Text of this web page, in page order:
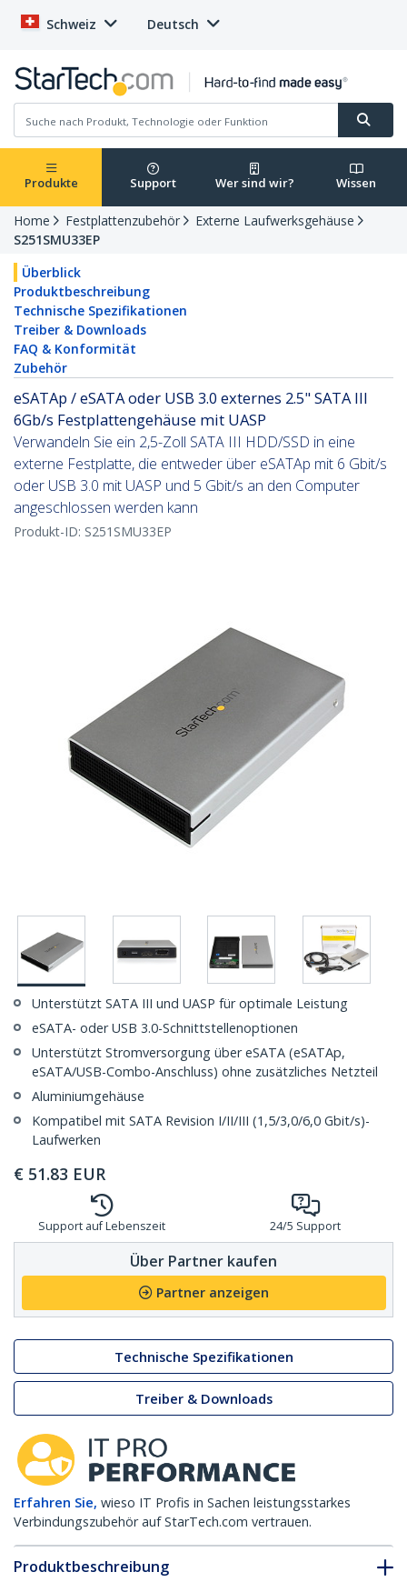
Schweiz Deutsch
Produkte Support Wer sind wir? Wissen
Home Festplattenzubehör
Externe Laufwerksgehäuse
S251SMU33EP
Überblick
Produktbeschreibung
Technische Spezifikationen
Treiber & Downloads
FAQ & Konformität
Zubehör
eSATAp / eSATA oder USB 3.0 externes 2.5" SATA III
6Gb/s Festplattengehäuse mit UASP
Verwandeln Sie ein 2,5-Zoll SATA III HDD/SSD in eine
externe Festplatte, die entweder über eSATAp mit 6 Gbit/s
oder USB 3.0 mit UASP und 5 Gbit/s an den Computer
angeschlossen werden kann
Produkt-ID: S251SMU33EP
Unterstützt SATA III und UASP für optimale Leistung
eSATA- oder USB 3.0-Schnittstellenoptionen
Unterstützt Stromversorgung über eSATA (eSATAp,
eSATA/USB-Combo-Anschluss) ohne zusätzliches Netzteil
Aluminiumgehäuse
Kompatibel mit SATA Revision I/II/III (1,5/3,0/6,0 Gbit/s)-
Laufwerken
€ 51.83 EUR
Support auf Lebenszeit 24/5 Support
Über Partner kaufen
Partner anzeigen
Technische Spezifikationen
Treiber & Downloads
Erfahren Sie, wieso IT Profis in Sachen leistungsstarkes
Verbindungszubehör auf StarTech.com vertrauen.
Produktbeschreibung